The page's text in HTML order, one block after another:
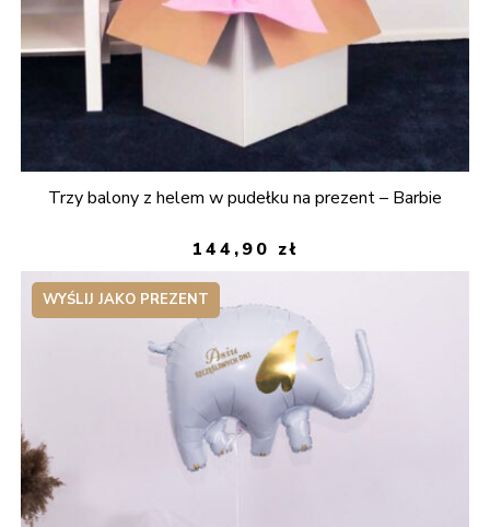
Trzy balony z helem w pudełku na prezent – Barbie
144,90 zł
WYŚLIJ JAKO PREZENT